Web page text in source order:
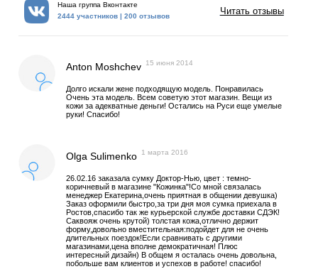
Наша группа Вконтакте
2444 участников | 200 отзывов
Читать отзывы
Anton Moshchev 15 июня 2014
Долго искали жене подходящую модель. Понравилась
Очень эта модель. Всем советую этот магазин. Вещи из
кожи за адекватные деньги! Остались на Руси еще умелые
руки! Спасибо!
Olga Sulimenko 1 марта 2016
26.02.16 заказала сумку Доктор-Нью, цвет : темно-
коричневый в магазине "Кожинка"!Со мной связалась
менеджер Екатерина,очень приятная в общении девушка)
Заказ оформили быстро,за три дня моя сумка приехала в
Ростов,спасибо так же курьерской службе доставки СДЭК!
Саквояж очень крутой) толстая кожа,отлично держит
форму,довольно вместительная:подойдет для не очень
длительных поездок!Если сравнивать с другими
магазинами,цена вполне демократичная! Плюс
интересный дизайн) В общем я осталась очень довольна,
побольше вам клиентов и успехов в работе! спасибо!